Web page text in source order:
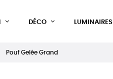
DÉCO LUMINAIRES
Pouf Gelée Grand